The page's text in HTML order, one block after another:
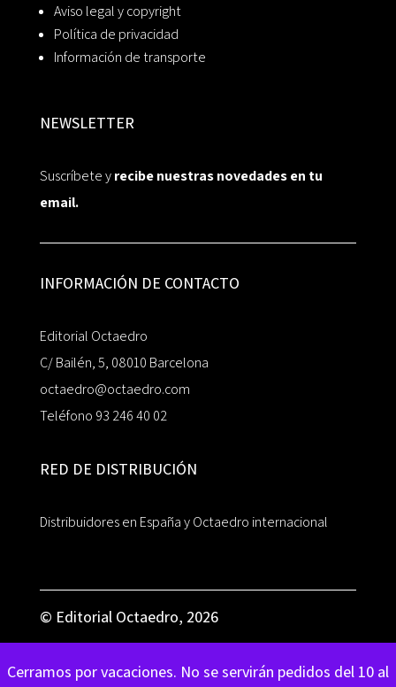
Cerramos por vacaciones. No se servirán pedidos del 10 al
Aviso legal y copyright
Política de privacidad
Información de transporte
NEWSLETTER
Suscríbete yrecibe nuestras novedades en tu
email.
INFORMACIÓN DE CONTACTO
Editorial Octaedro
C/ Bailén, 5, 08010 Barcelona
octaedro@octaedro.com
Teléfono 93 246 40 02
RED DE DISTRIBUCIÓN
Distribuidores en España y Octaedro internacional
© Editorial Octaedro, 2026